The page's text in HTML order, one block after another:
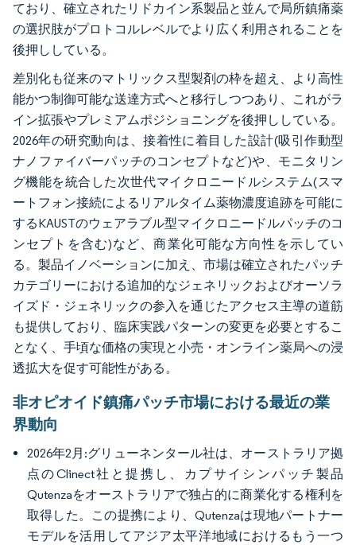
ており、確立されたリドカイン系製品と並んで局所鎮痛薬
の選択肢がプロトコルレベルでより広く利用されることを
後押ししている。
差別化も従来のマトリックス型製剤の枠を超え、より高性
能かつ制御可能な送達方式へと移行しつつあり、これがラ
イン拡張やプレミアムポジショニングを後押ししている。
2026年の研究動向は、接着性に着目した設計(吸引作動型
ナノファイバーパッチのコンセプトなど)や、モニタリン
グ機能を統合した次世代マイクロニードルシステム(スマ
ートフォン接続によるリアルタイム薬物濃度追跡を可能に
するKAUSTのウェアラブル型マイクロニードルパッチのコ
ンセプトを含む)など、商業化可能な方向性を示してい
る。製品イノベーションに加え、市場は確立されたパッチ
カテゴリーにおける追加的なジェネリックおよびオーソラ
イズド・ジェネリックの参入を通じたアクセス主導の道筋
も提供しており、臨床実践パターンの変更を必要とするこ
となく、手頃な価格の実現と小売・オンライン薬局への浸
透拡大を促す可能性がある。
非オピオイド鎮痛パッチ市場における最近の業
界動向
2026年2月:グリューネンタール社は、オーストラリア拠
点のClinect社と提携し、カプサイシンパッチ製品
Qutenzaをオーストラリアで独占的に商業化する権利を
取得した。この提携により、Qutenzaは現地パートナー
モデルを活用してアジア太平洋地域におけるもう一つ